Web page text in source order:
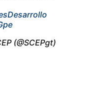
(@SCEPgt)